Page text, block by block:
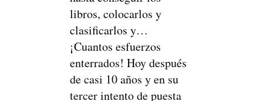
libros, colocarlos y
clasificarlos y…
¡Cuantos esfuerzos
enterrados! Hoy después
de casi 10 años y en su
tercer intento de puesta